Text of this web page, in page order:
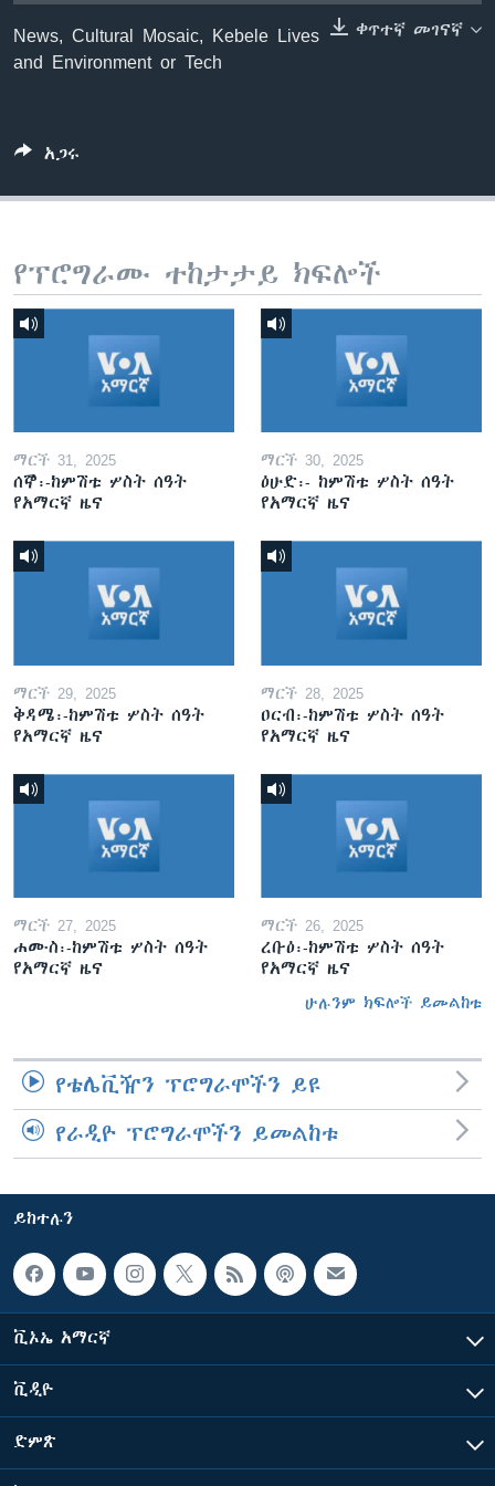
ቀጥተኛ መገናኛ
News, Cultural Mosaic, Kebele Lives
and Environment or Tech
አጋሩ
የፕሮግራሙ ተከታታይ ክፍሎች
ማርች 31, 2025
ሰኞ፡-ከምሽቱ ሦስት ሰዓት
የአማርኛ ዜና
ማርች 30, 2025
ዕሁድ፡- ከምሽቱ ሦስት ሰዓት
የአማርኛ ዜና
ማርች 29, 2025
ቅዳሜ፡-ከምሽቱ ሦስት ሰዓት
የአማርኛ ዜና
ማርች 28, 2025
ዐርብ፡-ከምሽቱ ሦስት ሰዓት
የአማርኛ ዜና
ማርች 27, 2025
ሐሙስ፡-ከምሽቱ ሦስት ሰዓት
የአማርኛ ዜና
ማርች 26, 2025
ረቡዕ፡-ከምሽቱ ሦስት ሰዓት
የአማርኛ ዜና
ሁሉንም ክፍሎች ይመልከቱ
የቴሌቪዥን ፕሮግራሞችን ይዩ
የራዲዮ ፕሮግራሞችን ይመልከቱ
ይከተሉን
ቪኦኤ አማርኛ
ቪዲዮ
ድምጽ